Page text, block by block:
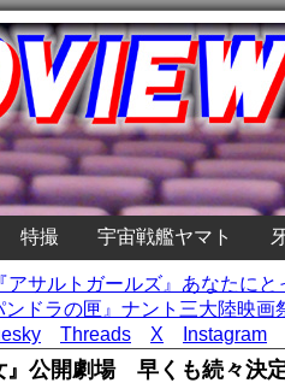
特撮 宇宙戦艦ヤマト
アサルトガールズ』あなたにと
ンドラの匣』ナント三大陸映
Threads X Instagram
』公開劇場 早くも続々決定